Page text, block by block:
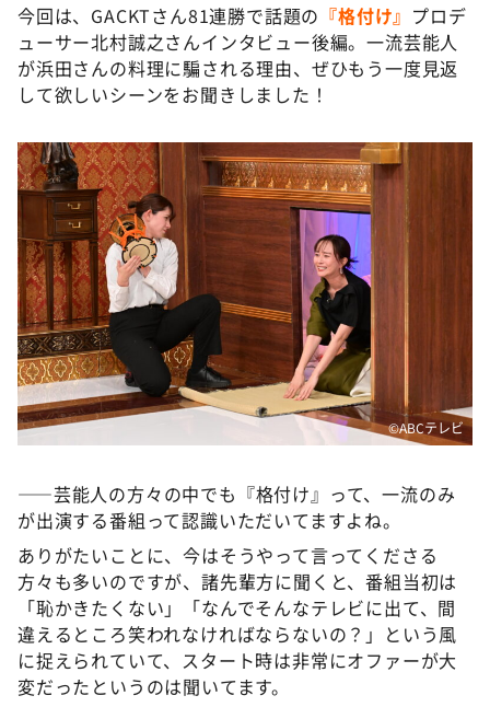
news おかえり
河合＆A.B.C-Z塚田×福井アナ「なんでやねん！？」
（news おかえり）
DAIGOも台所 ～きょうの献立 何にする？～
本日はダイアンなり！シーズン２
朝だ！生です旅サラダ
教えて！ニュースライブ 正義のミカタ
ＬＩＦＥ～夢のカタチ～
新婚さんいらっしゃい！
ポツンと一軒家
ザキ山小屋本館
ぺこぱのまるスポ
アナ回覧板
今回は、GACKTさん81連勝で話題の 『格付け』 プロデ
ューサー北村誠之さんインタビュー後編。一流芸能人
が浜田さんの料理に騙される理由、ぜひもう一度見返
して欲しいシーンをお聞きしました！
©ABCテレビ
――芸能人の方々の中でも『格付け』って、一流のみ
が出演する番組って認識いただいてますよね。
ありがたいことに、今はそうやって言ってくださる
方々も多いのですが、諸先輩方に聞くと、番組当初は
「恥かきたくない」「なんでそんなテレビに出て、間
違えるところ笑われなければならないの？」という風
に捉えられていて、スタート時は非常にオファーが大
変だったというのは聞いてます。